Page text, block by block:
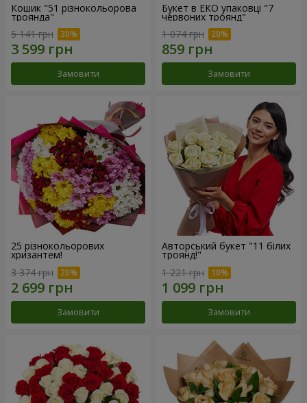
Кошик "51 різнокольорова
троянда"
5 141 грн
Замовити
Букет в ЕКО упаковці "7
червоних троянд"
1 074 грн
Замовити
25 різнокольорових
хризантем!
3 374 грн
Замовити
Авторський букет "11 білих
троянд!"
1 221 грн
Замовити